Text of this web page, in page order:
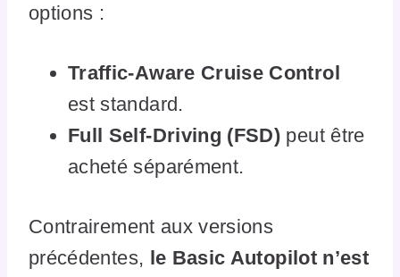
options :
Traffic-Aware Cruise Control
est standard.
Full Self-Driving (FSD) peut être
acheté séparément.
Contrairement aux versions
précédentes, le Basic Autopilot n’est